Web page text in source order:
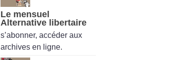
Le mensuel
Alternative libertaire
s’abonner, accéder aux
archives en ligne.